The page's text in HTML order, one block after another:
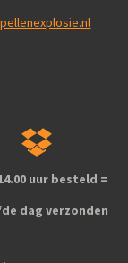
uur besteld =
dag verzonden